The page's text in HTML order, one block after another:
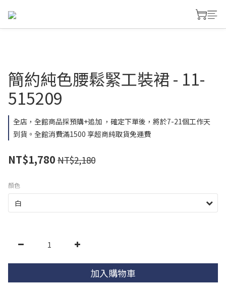
簡約純色腰鬆緊工裝裙 - 11-
515209
全店，全館商品採預購+追加 ，確定下單後，將於7-21個工作天
到貨。全館消費滿1500 享超商純取貨免運費
NT$1,780 NT$2,180
顏色
加入購物車